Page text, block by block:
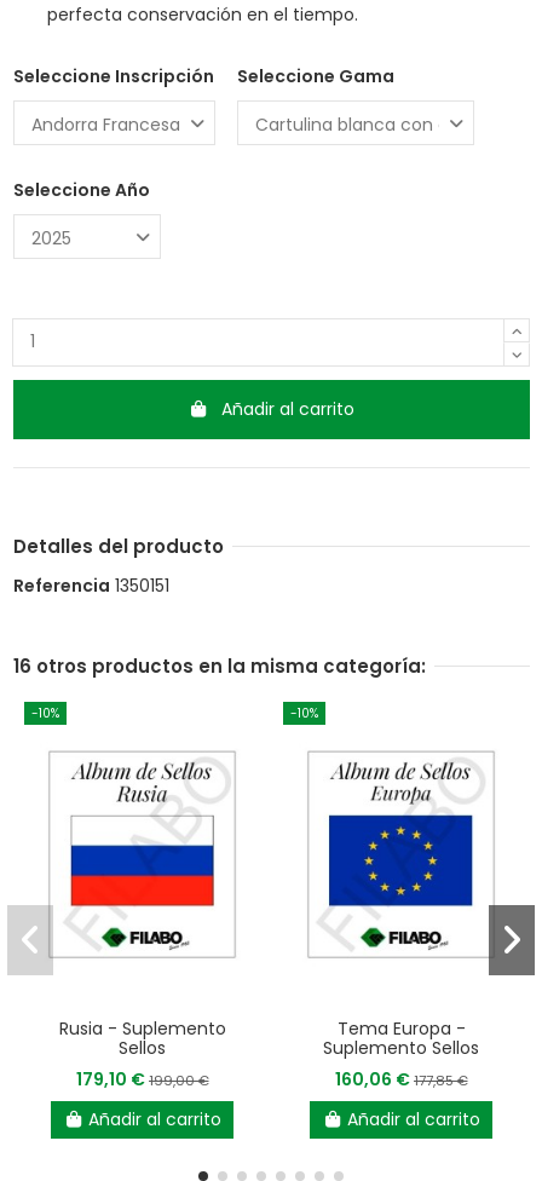
perfecta conservación en el tiempo.
Seleccione Inscripción Seleccione Gama
Seleccione Año
Añadir al carrito
Detalles del producto
Referencia 1350151
16 otros productos en la misma categoría:
-10%
Rusia - Suplemento
Sellos
179,10 €199,00 €
Añadir al carrito
-10%
Tema Europa -
Suplemento Sellos
160,06 €177,85 €
Añadir al carrito